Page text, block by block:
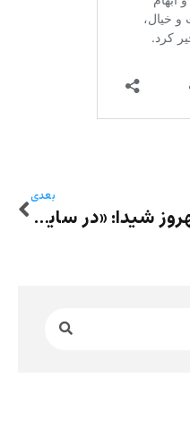
بعدی
بهروز شیدا: «در سایه‌ی گناهِ همه‌گانی»- گذری از جهانِ رمان‌های سوء‌‌‌ قصد به ذات همایونی‌، نوشته‌ی‌ محمدرضا جولایی و تالار آینه‌، نوشته‌ی‌ امیرحسن چهل‌تن